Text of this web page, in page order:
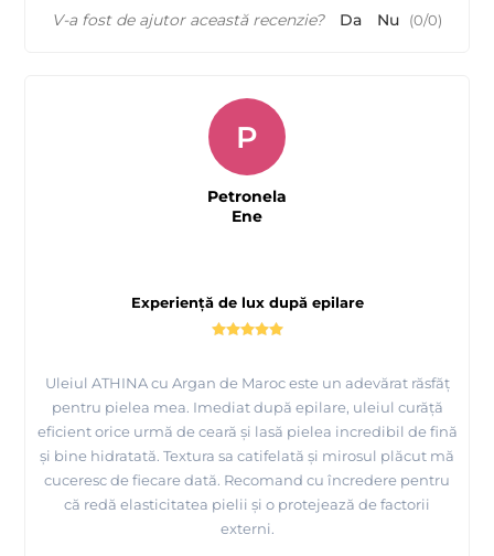
V-a fost de ajutor această recenzie? Da Nu (0/0)
Experiență de lux după epilare
Uleiul ATHINA cu Argan de Maroc este un adevărat răsfăț
pentru pielea mea. Imediat după epilare, uleiul curăță
eficient orice urmă de ceară și lasă pielea incredibil de fină
și bine hidratată. Textura sa catifelată și mirosul plăcut mă
cuceresc de fiecare dată. Recomand cu încredere pentru
că redă elasticitatea pielii și o protejează de factorii
externi.
P
Petronela
Ene